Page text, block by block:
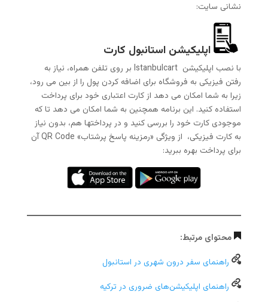
نشانی سایت:
اپلیکیشن استانبول کارت
با نصب اپلیکیشن Istanbulcart بر روی تلفن همراه، نیاز به
رفتن فیزیکی به فروشگاه برای اضافه کردن پول را از بین می رود،
زیرا به شما امکان می دهد از کارت اعتباری خود برای پرداخت
استفاده کنید. این برنامه همچنین به شما امکان می دهد تا که
موجودی کارت خود را بررسی کنید و در پرداختها هم، بدون نیاز
به کارت فیزیکی، از ویژگی «رمزینه پاسخ پرشتاب» QR Code آن
برای پرداخت بهره ببرید:
محتوای مرتبط:
راهنمای سفر درون شهری در استانبول
راهنمای اپلیکیشن‌های ضروری در ترکیه